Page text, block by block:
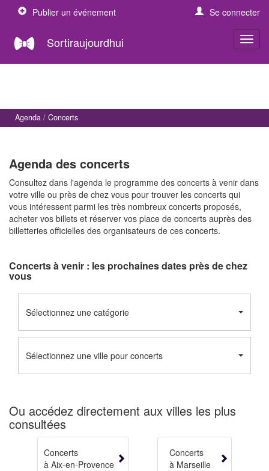
Publier un événement Se connecter
Sortiraujourdhui
Agenda Concerts
Agenda des concerts
Consultez dans l'agenda le programme des concerts à venir dans
votre ville ou près de chez vous pour trouver les concerts qui
vous intéressent parmi les très nombreux concerts proposés,
acheter vos billets et réserver vos place de concerts auprès des
billetteries officielles des organisateurs de ces concerts.
Concerts à venir : les prochaines dates près de chez
vous
Sélectionnez une catégorie
Sélectionnez une ville pour concerts
Ou accédez directement aux villes les plus
consultées
Concerts
à Aix-en-Provence
Concerts
à Marseille